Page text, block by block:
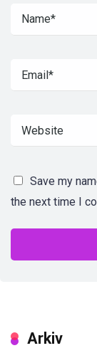
Save my
the next time I
Arkiv